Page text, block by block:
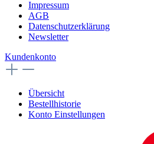
Impressum
AGB
Datenschutzerklärung
Newsletter
Kundenkonto
Übersicht
Bestellhistorie
Konto Einstellungen